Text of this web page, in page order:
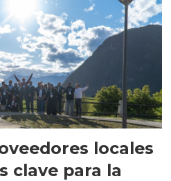
locales
clave para la